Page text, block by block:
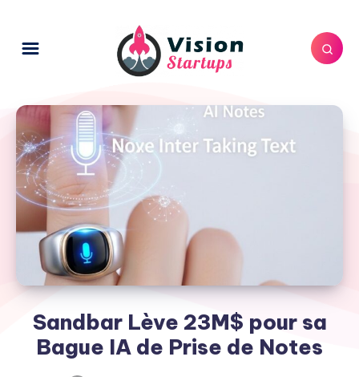
Sandbar Lève 23M$ pour sa
Bague IA de Prise de Notes